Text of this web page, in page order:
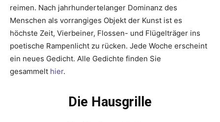
reimen. Nach jahrhundertelanger Dominanz des
Menschen als vorrangiges Objekt der Kunst ist es
höchste Zeit, Vierbeiner, Flossen- und Flügelträger ins
poetische Rampenlicht zu rücken. Jede Woche erscheint
ein neues Gedicht. Alle Gedichte finden Sie
gesammelt hier.
Die Hausgrille